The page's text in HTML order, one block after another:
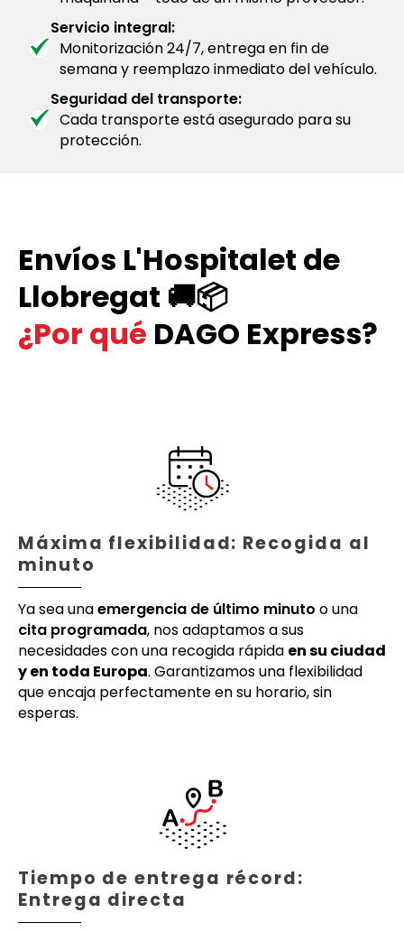
Servicio integral:
Monitorización 24/7, entrega en fin de
semana y reemplazo inmediato del vehículo.
Seguridad del transporte:
Cada transporte está asegurado para su
protección.
Envíos L'Hospitalet de
Llobregat 🚚📦
¿Por qué DAGO Express?
Máxima flexibilidad: Recogida al
minuto
Ya sea unaemergencia de último minuto o una
cita programada, nos adaptamos a sus
necesidades con una recogida rápida en su ciudad
y en toda Europa. Garantizamos una flexibilidad
que encaja perfectamente en su horario, sin
esperas.
Tiempo de entrega récord:
Entrega directa